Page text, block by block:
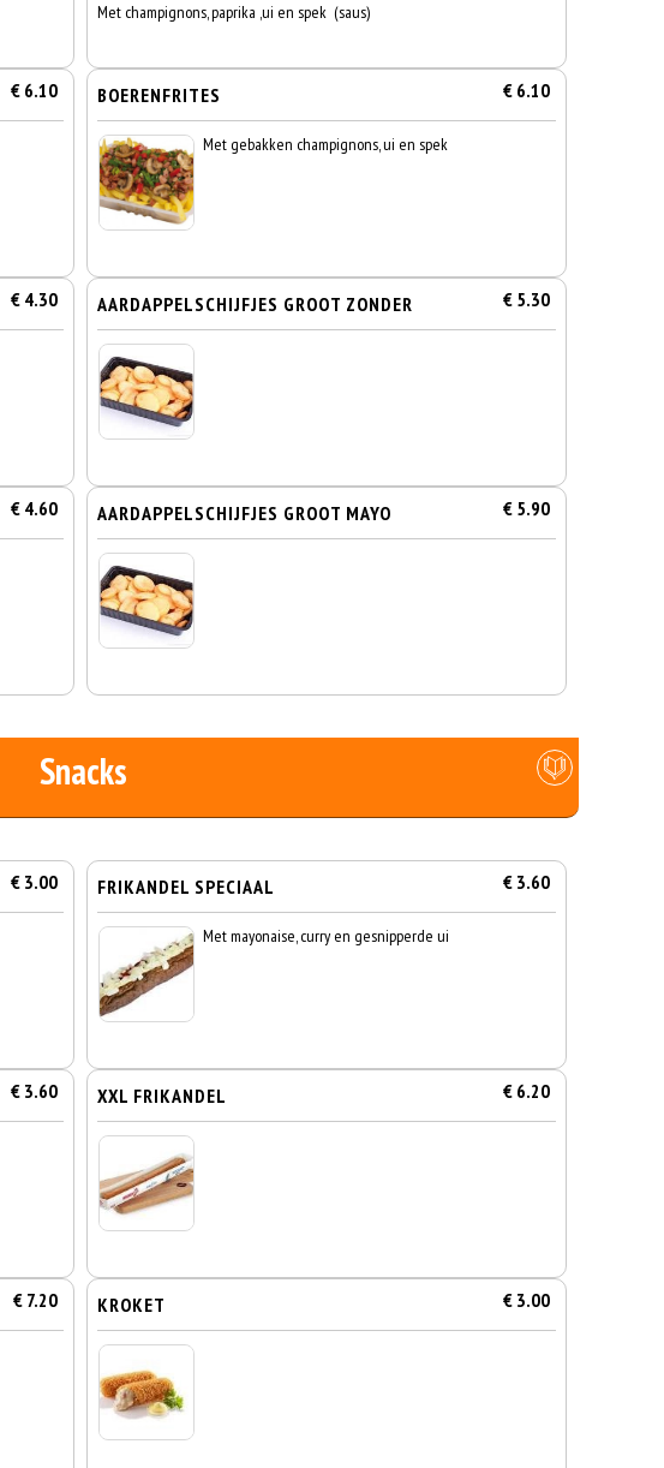
Met champignons, paprika ,ui en spek (saus)
€ 6.10 BOERENFRITES € 6.10
Met gebakken champignons, ui en spek
€ 4.30 AARDAPPELSCHIJFJES GROOT ZONDER € 5.30
€ 4.60 AARDAPPELSCHIJFJES GROOT MAYO € 5.90
Snacks
€ 3.00 FRIKANDEL SPECIAAL € 3.60
Met mayonaise, curry en gesnipperde ui
€ 3.60 XXL FRIKANDEL € 6.20
€ 7.20 KROKET € 3.00